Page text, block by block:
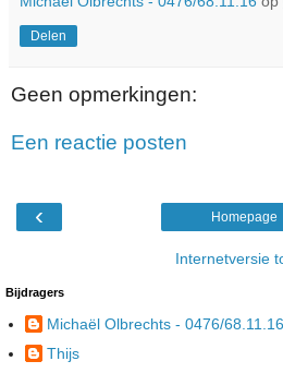
Delen
Geen opmerkingen:
Een reactie posten
‹ Homepage
Internetversie
Bijdragers
Michaël Olbrechts - 0476/68.11.16
Thijs